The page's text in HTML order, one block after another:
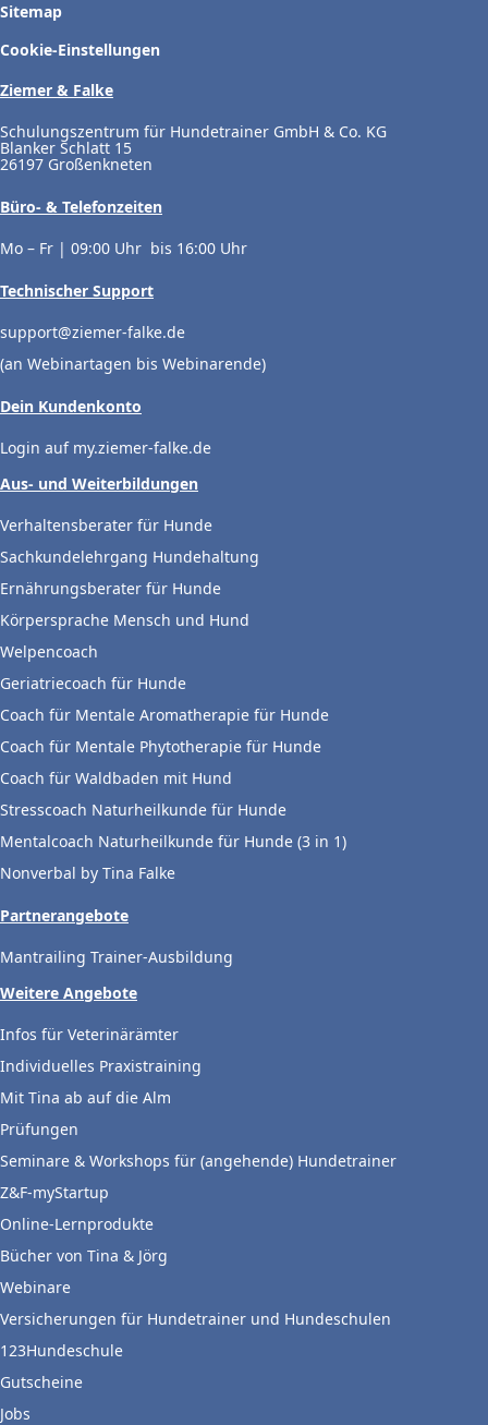
Sitemap
Cookie-Einstellungen
Ziemer & Falke
Schulungszentrum für Hundetrainer GmbH & Co. KG
Blanker Schlatt 15
26197 Großenkneten
Büro- & Telefonzeiten
Mo – Fr | 09:00 Uhr bis 16:00 Uhr
Technischer Support
support@ziemer-falke.de
(an Webinartagen bis Webinarende)
Dein Kundenkonto
Login auf my.ziemer-falke.de
Aus- und Weiterbildungen
Verhaltensberater für Hunde
Sachkundelehrgang Hundehaltung
Ernährungsberater für Hunde
Körpersprache Mensch und Hund
Welpencoach
Geriatriecoach für Hunde
Coach für Mentale Aromatherapie für Hunde
Coach für Mentale Phytotherapie für Hunde
Coach für Waldbaden mit Hund
Stresscoach Naturheilkunde für Hunde
Mentalcoach Naturheilkunde für Hunde (3 in 1)
Nonverbal by Tina Falke
Partnerangebote
Mantrailing Trainer-Ausbildung
Weitere Angebote
Infos für Veterinärämter
Individuelles Praxistraining
Mit Tina ab auf die Alm
Prüfungen
Seminare & Workshops für (angehende) Hundetrainer
Z&F-myStartup
Online-Lernprodukte
Bücher von Tina & Jörg
Webinare
Versicherungen für Hundetrainer und Hundeschulen
123Hundeschule
Gutscheine
Jobs